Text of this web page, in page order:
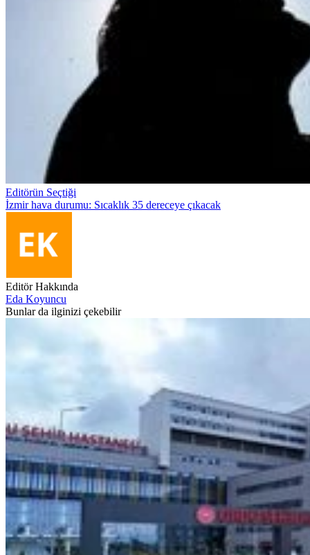
Editörün Seçtiği
İzmir hava durumu: Sıcaklık 35 dereceye çıkacak
Editör Hakkında
Eda Koyuncu
Bunlar da ilginizi çekebilir